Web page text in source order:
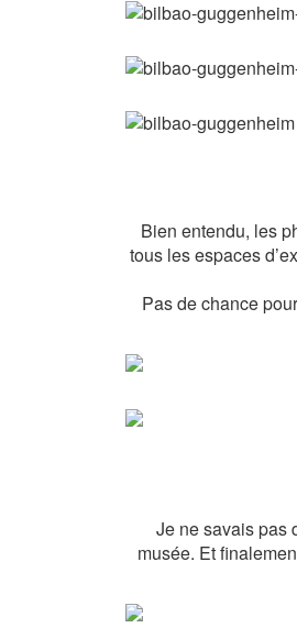
Bien entendu, les
tous les espaces
Pas de chance
Je ne savais pas
musée. Et